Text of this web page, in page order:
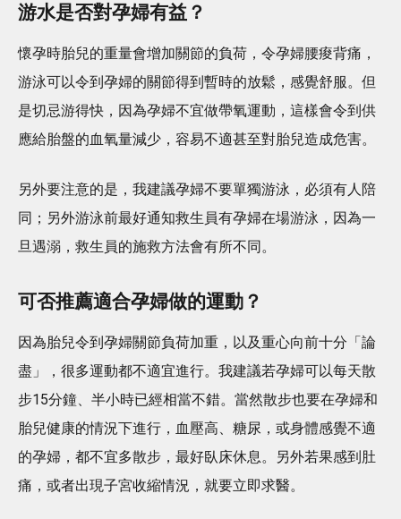
游水是否對孕婦有益？
懷孕時胎兒的重量會增加關節的負荷，令孕婦腰痠背痛，
游泳可以令到孕婦的關節得到暫時的放鬆，感覺舒服。但
是切忌游得快，因為孕婦不宜做帶氧運動，這樣會令到供
應給胎盤的血氧量減少，容易不適甚至對胎兒造成危害。
另外要注意的是，我建議孕婦不要單獨游泳，必須有人陪
同；另外游泳前最好通知救生員有孕婦在場游泳，因為一
旦遇溺，救生員的施救方法會有所不同。
可否推薦適合孕婦做的運動？
因為胎兒令到孕婦關節負荷加重，以及重心向前十分「論
盡」，很多運動都不適宜進行。我建議若孕婦可以每天散
步15分鐘、半小時已經相當不錯。當然散步也要在孕婦和
胎兒健康的情況下進行，血壓高、糖尿，或身體感覺不適
的孕婦，都不宜多散步，最好臥床休息。另外若果感到肚
痛，或者出現子宮收縮情況，就要立即求醫。